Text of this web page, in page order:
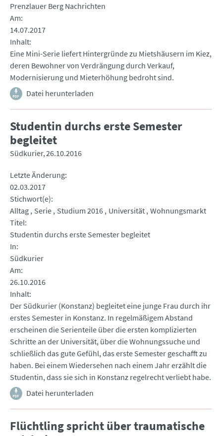
Prenzlauer Berg Nachrichten
Am
14.07.2017
Inhalt
Eine Mini-Serie liefert Hintergründe zu Mietshäusern im Kiez,
deren Bewohner von Verdrängung durch Verkauf,
Modernisierung und Mieterhöhung bedroht sind.
Datei herunterladen
Studentin durchs erste Semester
begleitet
Südkurier 26.10.2016
Letzte Änderung
02.03.2017
Stichwort(e)
Alltag Serie Studium 2016 Universität Wohnungsmarkt
Titel
Studentin durchs erste Semester begleitet
In
Südkurier
Am
26.10.2016
Inhalt
Der Südkurier (Konstanz) begleitet eine junge Frau durch ihr
erstes Semester in Konstanz. In regelmäßigem Abstand
erscheinen die Serienteile über die ersten komplizierten
Schritte an der Universität, über die Wohnungssuche und
schließlich das gute Gefühl, das erste Semester geschafft zu
haben. Bei einem Wiedersehen nach einem Jahr erzählt die
Studentin, dass sie sich in Konstanz regelrecht verliebt habe.
Datei herunterladen
Flüchtling spricht über traumatische